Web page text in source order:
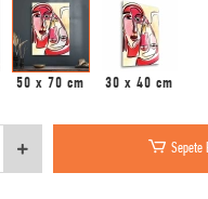
50 x 70 cm 30 x 40 cm
Sepete